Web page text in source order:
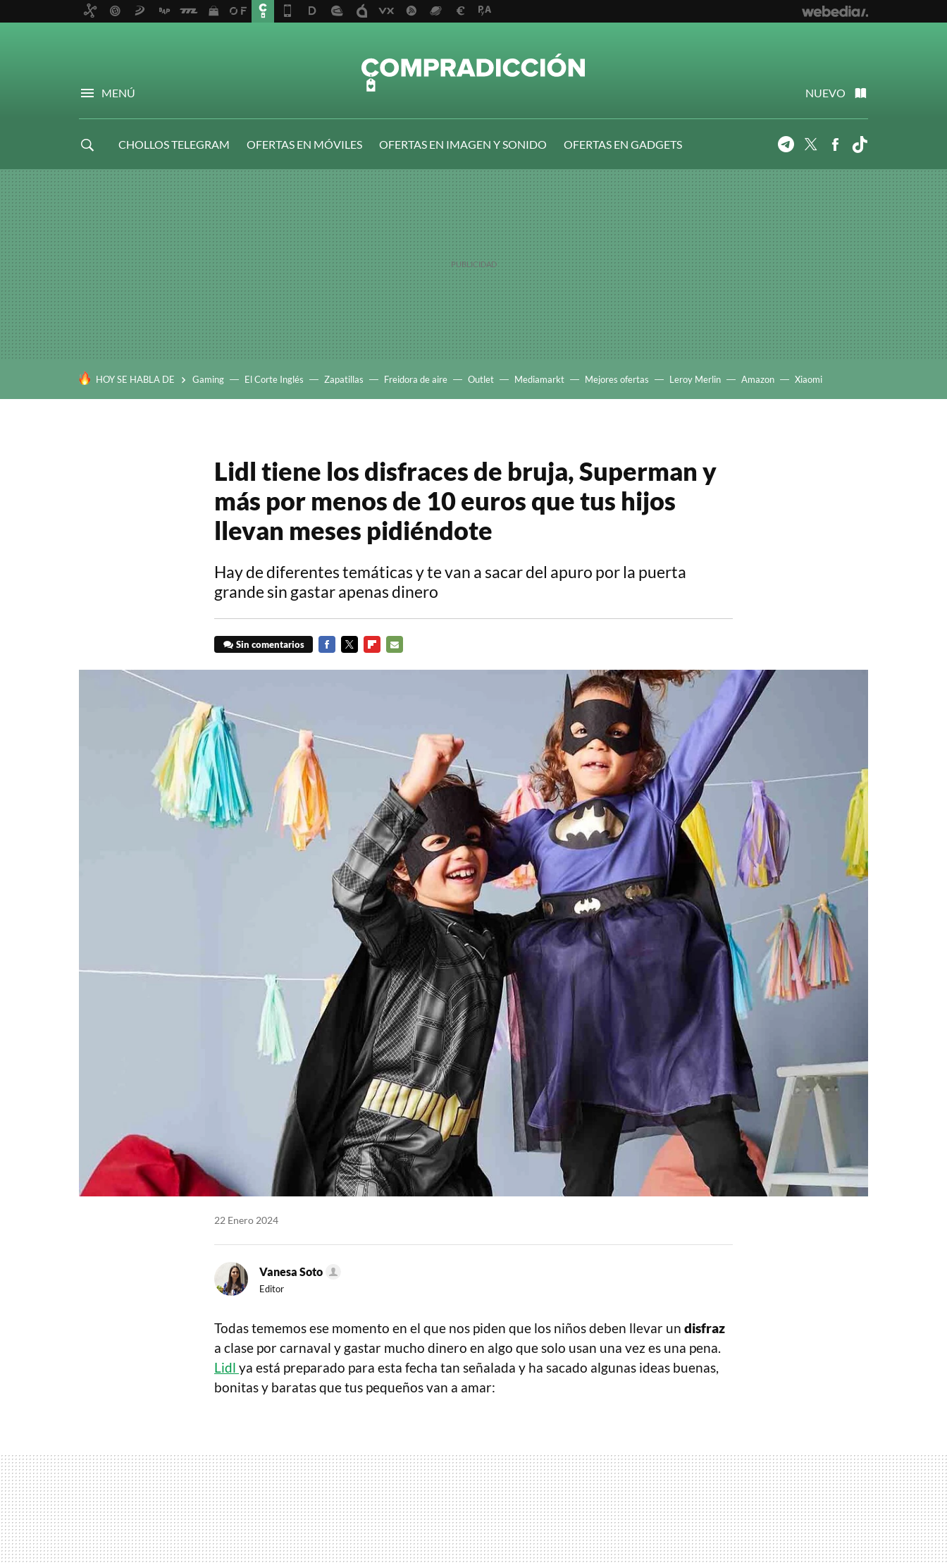
MENÚ NUEVO
CHOLLOS TELEGRAM OFERTAS EN MÓVILES OFERTAS EN IMAGEN Y SONIDO
OFERTAS EN GADGETS
TelegramTwitterFacebook
HOY SE HABLA DE Gaming El Corte Inglés Zapatillas Freidora de aire Outlet Mediamarkt Mejores ofertas Leroy Merlin Amazon Xiaomi
Lidl tiene los disfraces de bruja, Superman y
más por menos de 10 euros que tus hijos
llevan meses pidiéndote
Hay de diferentes temáticas y te van a sacar del apuro por la puerta
grande sin gastar apenas dinero
Sin comentarios
22 Enero 2024
Vanesa Soto
Editor
Todas tememos ese momento en el que nos piden que los niños deben llevar un disfraz
a clase por carnaval y gastar mucho dinero en algo que solo usan una vez es una pena.
Lidl ya está preparado para esta fecha tan señalada y ha sacado algunas ideas buenas,
bonitas y baratas que tus pequeños van a amar: